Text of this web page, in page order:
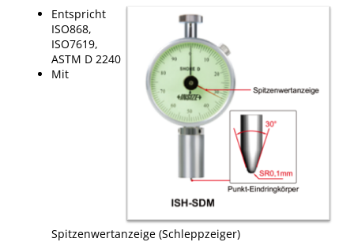
Entspricht
ISO868,
ISO7619,
ASTM D 2240
Mit
Spitzenwertanzeige (Schleppzeiger)